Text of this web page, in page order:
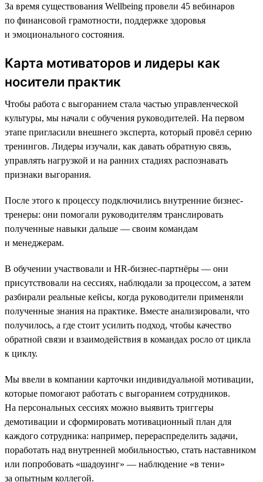
За время существования Wellbeing провели 45 вебинаров
по финансовой грамотности, поддержке здоровья
и эмоционального состояния.
Карта мотиваторов и лидеры как
носители практик
Чтобы работа с выгоранием стала частью управленческой
культуры, мы начали с обучения руководителей. На первом
этапе пригласили внешнего эксперта, который провёл серию
тренингов. Лидеры изучали, как давать обратную связь,
управлять нагрузкой и на ранних стадиях распознавать
признаки выгорания.
После этого к процессу подключились внутренние бизнес-
тренеры: они помогали руководителям транслировать
полученные навыки дальше — своим командам
и менеджерам.
В обучении участвовали и HR-бизнес-партнёры — они
присутствовали на сессиях, наблюдали за процессом, а затем
разбирали реальные кейсы, когда руководители применяли
полученные знания на практике. Вместе анализировали, что
получилось, а где стоит усилить подход, чтобы качество
обратной связи и взаимодействия в командах росло от цикла
к циклу.
Мы ввели в компании карточки индивидуальной мотивации,
которые помогают работать с выгоранием сотрудников.
На персональных сессиях можно выявить триггеры
демотивации и сформировать мотивационный план для
каждого сотрудника: например, перераспределить задачи,
поработать над внутренней мобильностью, стать наставником
или попробовать «шадоуинг» — наблюдение «в тени»
за опытным коллегой.